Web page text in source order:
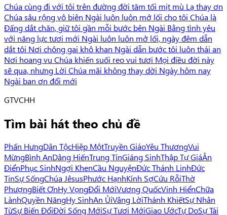
Chúa cùng đi với tôi trên đường đời tăm tối mịt mù Lạ thay ơn
Chúa sâu rộng vô biên Ngài luôn luôn mở lối cho tôi Chúa là
Đấng dắt chăn, giữ tôi gần mỗi bước bên Ngài Bằng tình yêu
với năng lực tươi mới Ngài luôn luôn mở lối, ngày đêm dẫn
dắt tôi Nơi chông gai khô khan Ngài dẫn bước tôi luôn thái an
Nơi hoang vu Chúa khiến suối reo vui tươi Mọi điều đời này
sẽ qua, nhưng Lời Chúa mãi không thay dời Ngày hôm nay
Ngài ban ơn đổi mới
GTVCHH
Tìm bài hát theo chủ đề
Phấn HưngDân TộcHiệp MộtTruyền GiáoYêu ThươngVui
MừngBình AnDâng HiếnTrung TínGiáng SinhThập Tự GiáÂn
ĐiểnPhục SinhNgợi KhenCầu NguyệnĐức Thánh LinhĐức
TinSự SốngChúa JêsusPhước HạnhKính SợCứu RỗiThờ
PhượngBiết ƠnHy VọngĐổi MớiVương QuốcVinh HiểnChữa
LànhQuyền NăngHy SinhAn ỦiVâng LờiThánh KhiếtSự Nhân
TừSự Biến ĐổiĐời Sống MớiSự Tươi MớiGiao ƯớcTự DoSự Tái